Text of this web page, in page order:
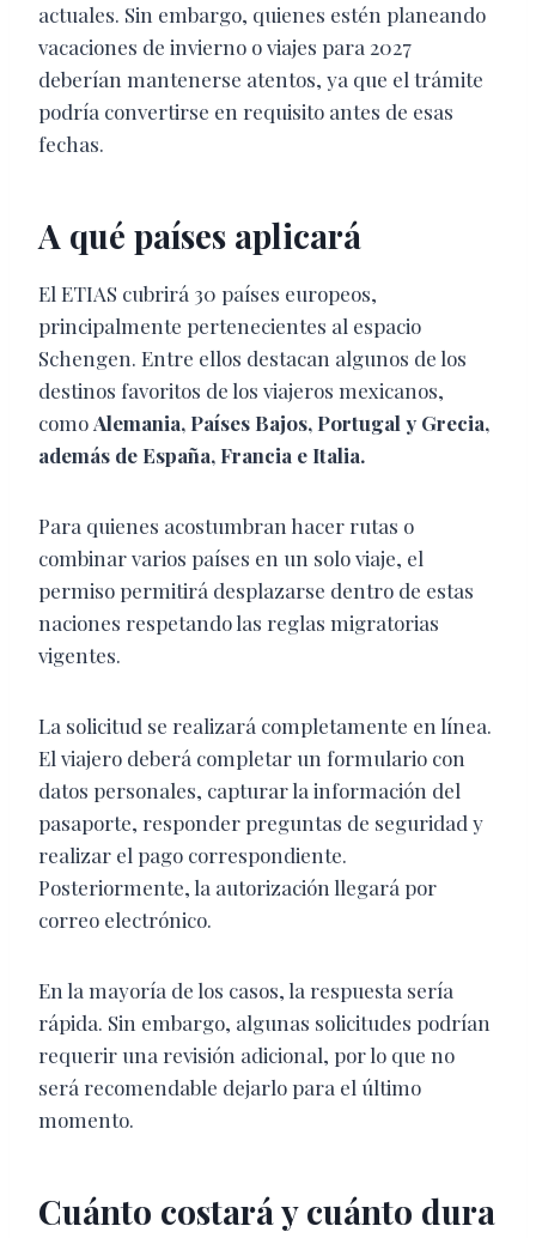
actuales. Sin embargo, quienes estén planeando
vacaciones de invierno o viajes para 2027
deberían mantenerse atentos, ya que el trámite
podría convertirse en requisito antes de esas
fechas.
A qué países aplicará
El ETIAS cubrirá 30 países europeos,
principalmente pertenecientes al espacio
Schengen. Entre ellos destacan algunos de los
destinos favoritos de los viajeros mexicanos,
como Alemania, Países Bajos, Portugal y Grecia,
además de España, Francia e Italia.
Para quienes acostumbran hacer rutas o
combinar varios países en un solo viaje, el
permiso permitirá desplazarse dentro de estas
naciones respetando las reglas migratorias
vigentes.
La solicitud se realizará completamente en línea.
El viajero deberá completar un formulario con
datos personales, capturar la información del
pasaporte, responder preguntas de seguridad y
realizar el pago correspondiente.
Posteriormente, la autorización llegará por
correo electrónico.
En la mayoría de los casos, la respuesta sería
rápida. Sin embargo, algunas solicitudes podrían
requerir una revisión adicional, por lo que no
será recomendable dejarlo para el último
momento.
Cuánto costará y cuánto dura